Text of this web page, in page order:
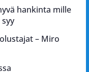
hankinta mille
– Miro